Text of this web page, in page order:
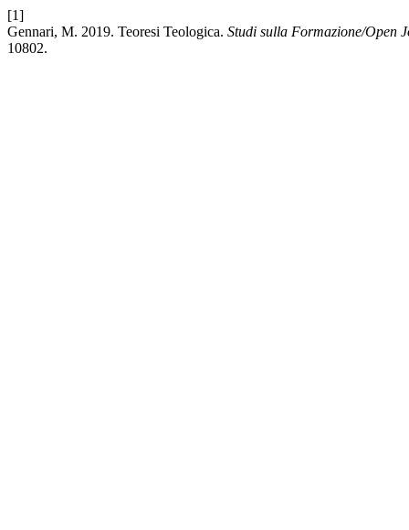
[1]
Gennari, M. 2019. Teoresi Teologica. Studi sulla Formazione/Open
10802.